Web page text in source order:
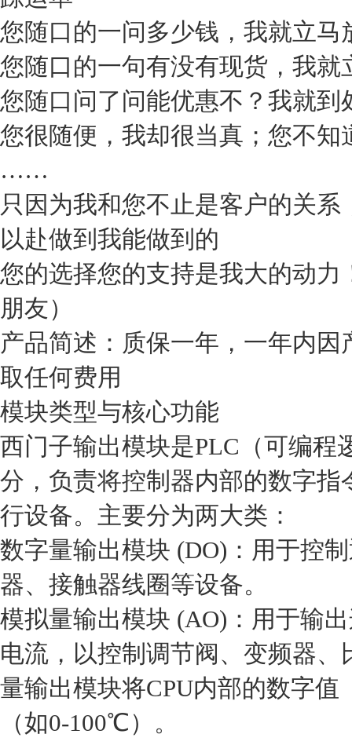
您随口的一问多少钱，我就立马
您随口的一句有没有现货，我
您随口问了问能优惠不？我就到
您很随便，我却很当真；您不
……
只因为我和您不止是客户的关
以赴做到我能做到的
您的选择您的支持是我大的动
朋友）
产品简述：质保一年，一年内
取任何费用
模块类型与核心功能
西门子输出模块是PLC（可编程
分，负责将控制器内部的数字
行设备。主要分为两大类：‌‌
数字量输出模块 (DO)‌：用于控
器、接触器线圈‌等设备。‌‌
模拟量输出模块 (AO)‌：用于输
电流‌，以控制‌调节阀、变频器
量输出模块将CPU内部的数字值
（如0-100℃）。‌‌